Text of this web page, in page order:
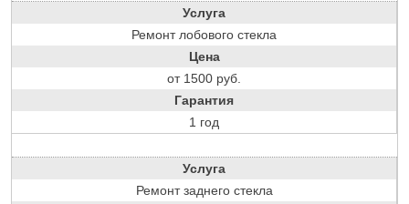
Услуга
Ремонт лобового стекла
Цена
от 1500 руб.
Гарантия
1 год
Услуга
Ремонт заднего стекла